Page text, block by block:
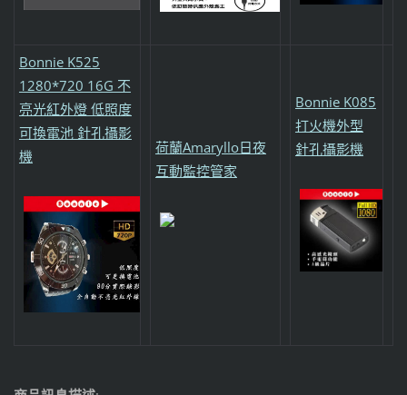
Bonnie K525
1280*720 16G 不
亮光紅外燈 低照度
可換電池 針孔攝影
機
荷蘭Amaryllo日夜
互動監控管家
Bonnie K085
打火機外型
針孔攝影機